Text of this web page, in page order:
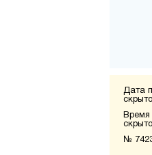
Дата
скрыто
Время
скрыто
№